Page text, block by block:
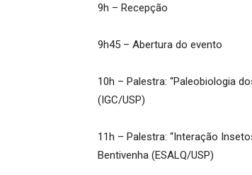
9h – Recepção
9h45 – Abertura do evento
10h – Palestra: “Paleobiologia
(IGC/USP)
11h – Palestra: “Interação
Bentivenha (ESALQ/USP)